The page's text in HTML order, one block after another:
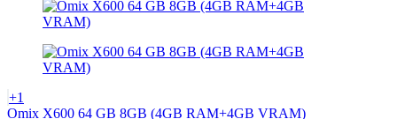
+1
Omix X600 64 GB 8GB (4GB RAM+4GB VRAM)